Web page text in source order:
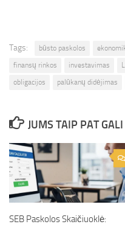
Tags: būsto paskolos
finansų rinkos
investavimas
obligacijos
palūkanų didėjimas
JUMS TAIP PAT
SEB Paskolos Skaičiuoklė: